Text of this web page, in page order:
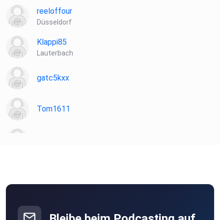
reeloffour
Düsseldorf
Klappi85
Lauterbach
gatc5kxx
Tom1611
Ganderkesee